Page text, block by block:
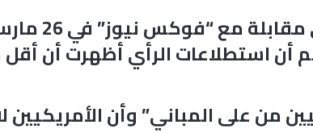
من على المباني” وأن